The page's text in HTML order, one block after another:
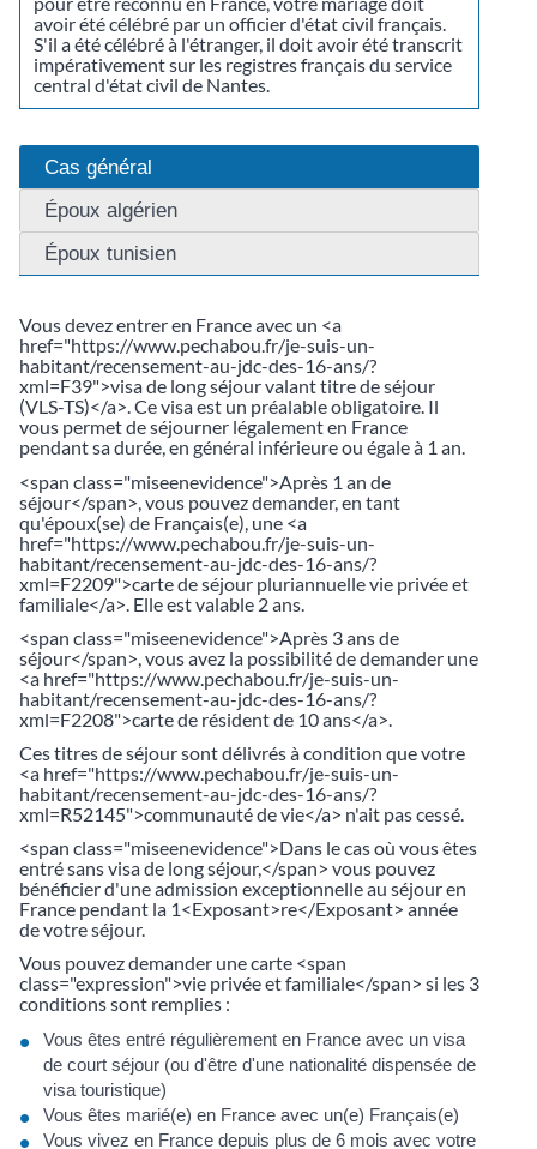
avoir été célébré par un officier d'état civil français.
S'il a été célébré à l'étranger, il doit avoir été transcrit
impérativement sur les registres français du service
central d'état civil de Nantes.
Cas général
Époux algérien
Époux tunisien
Vous devez entrer en France avec un <a
href="https://www.pechabou.fr/je-suis-un-
habitant/recensement-au-jdc-des-16-ans/?
xml=F39">visa de long séjour valant titre de séjour
(VLS-TS)</a>. Ce visa est un préalable obligatoire. Il
vous permet de séjourner légalement en France
pendant sa durée, en général inférieure ou égale à 1 an.
<span class="miseenevidence">Après 1 an de
séjour</span>, vous pouvez demander, en tant
qu'époux(se) de Français(e), une <a
href="https://www.pechabou.fr/je-suis-un-
habitant/recensement-au-jdc-des-16-ans/?
xml=F2209">carte de séjour pluriannuelle vie privée et
familiale</a>. Elle est valable 2 ans.
<span class="miseenevidence">Après 3 ans de
séjour</span>, vous avez la possibilité de demander une
<a href="https://www.pechabou.fr/je-suis-un-
habitant/recensement-au-jdc-des-16-ans/?
xml=F2208">carte de résident de 10 ans</a>.
Ces titres de séjour sont délivrés à condition que votre
<a href="https://www.pechabou.fr/je-suis-un-
habitant/recensement-au-jdc-des-16-ans/?
xml=R52145">communauté de vie</a> n'ait pas cessé.
<span class="miseenevidence">Dans le cas où vous êtes
entré sans visa de long séjour,</span> vous pouvez
bénéficier d'une admission exceptionnelle au séjour en
France pendant la 1<Exposant>re</Exposant> année
de votre séjour.
Vous pouvez demander une carte <span
class="expression">vie privée et familiale</span> si les 3
conditions sont remplies :
Vous êtes entré régulièrement en France avec un visa
de court séjour (ou d'être d'une nationalité dispensée de
visa touristique)
Vous êtes marié(e) en France avec un(e) Français(e)
Vous vivez en France depuis plus de 6 mois avec votre